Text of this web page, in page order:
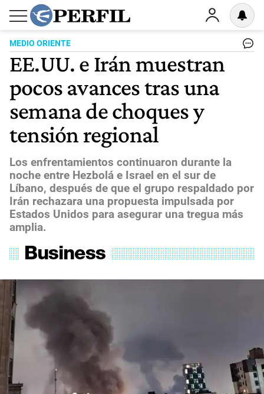
MEDIO ORIENTE
EE.UU. e Irán muestran
pocos avances tras una
semana de choques y
tensión regional
Los enfrentamientos continuaron durante la
noche entre Hezbolá e Israel en el sur de
Líbano, después de que el grupo respaldado por
Irán rechazara una propuesta impulsada por
Estados Unidos para asegurar una tregua más
amplia.